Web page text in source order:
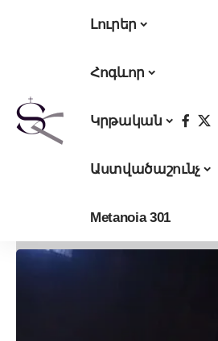
Լուրեր
Հոգևոր
Կրթական
Աստվածաշունչ
Metanoia 301